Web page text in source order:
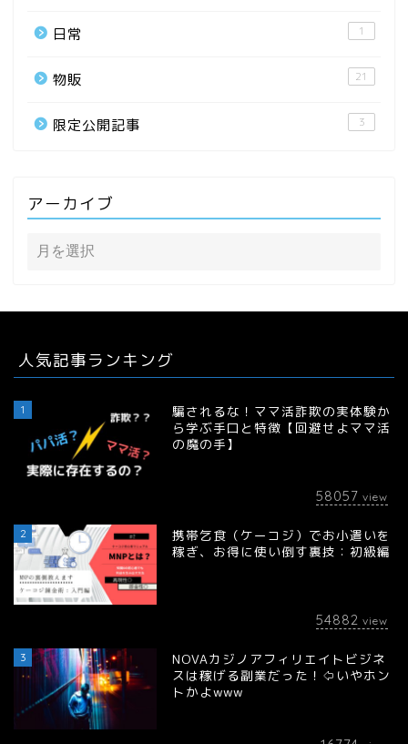
日常 1
物販 21
限定公開記事 3
アーカイブ
人気記事ランキング
1
騙されるな！ママ活詐欺の実体験か
ら学ぶ手口と特徴【回避せよママ活
の魔の手】
58057 view
2
携帯乞食（ケーコジ）でお小遣いを
稼ぎ、お得に使い倒す裏技：初級編
54882 view
3
NOVAカジノアフィリエイトビジネ
スは稼げる副業だった！⇦いやホン
トかよwww